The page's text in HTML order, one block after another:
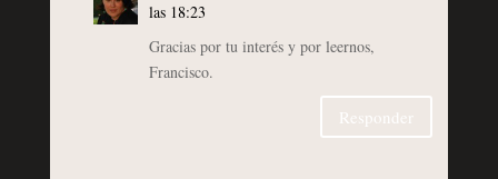
las 18:23
Gracias por tu interés y por leernos,
Francisco.
Responder